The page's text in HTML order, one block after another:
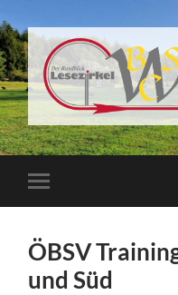
Menü
ÖBSV
und Süd